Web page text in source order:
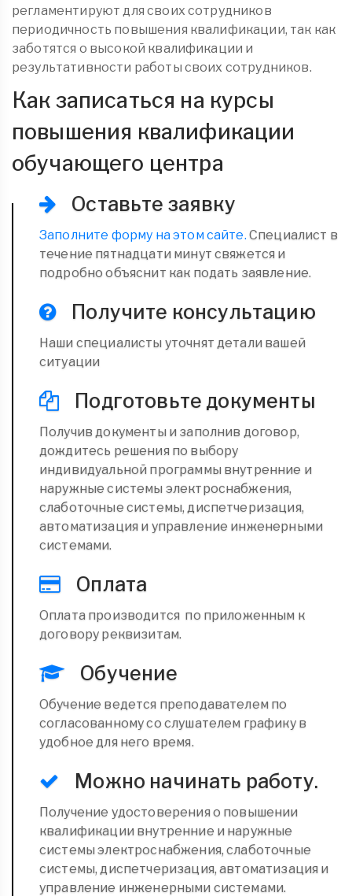
регламентируют для своих сотрудников
периодичность повышения квалификации, так как
заботятся о высокой квалификации и
результативности работы своих сотрудников.
Как записаться на курсы
повышения квалификации
обучающего центра
Оставьте заявку
Заполните форму на этом сайте. Специалист в
течение пятнадцати минут свяжется и
подробно объяснит как подать заявление.
Получите консультацию
Наши специалисты уточнят детали вашей
ситуации
Подготовьте документы
Получив документы и заполнив договор,
дождитесь решения по выбору
индивидуальной программы внутренние и
наружные системы электроснабжения,
слаботочные системы, диспетчеризация,
автоматизация и управление инженерными
системами.
Оплата
Оплата производится по приложенным к
договору реквизитам.
Обучение
Обучение ведется преподавателем по
согласованному со слушателем графику в
удобное для него время.
Можно начинать работу.
Получение удостоверения о повышении
квалификации внутренние и наружные
системы электроснабжения, слаботочные
системы, диспетчеризация, автоматизация и
управление инженерными системами.